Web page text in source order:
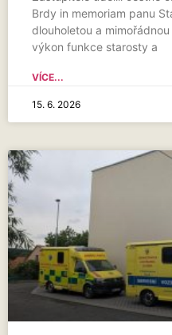
Brdy in memoriam panu
dlouholetou a
výkon funkce starosty a
VÍCE...
15. 6. 2026